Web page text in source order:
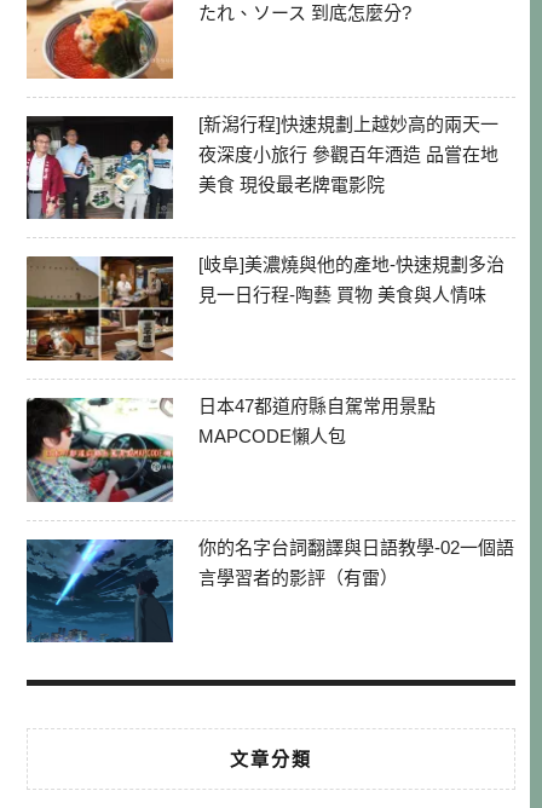
たれ、ソース 到底怎麼分?
[新潟行程]快速規劃上越妙高的兩天一
夜深度小旅行 參觀百年酒造 品嘗在地
美食 現役最老牌電影院
[岐阜]美濃燒與他的產地-快速規劃多治
見一日行程-陶藝 買物 美食與人情味
日本47都道府縣自駕常用景點
MAPCODE懶人包
你的名字台詞翻譯與日語教學-02一個語
言學習者的影評（有雷）
文章分類